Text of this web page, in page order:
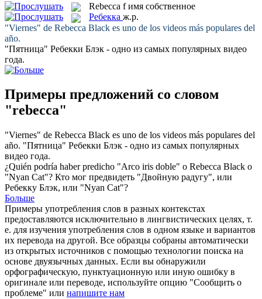
Rebecca f имя собственное
Ребекка ж.р.
"Viernes" de Rebecca Black es uno de los videos más populares del
año.
"Пятница" Ребекки Блэк - одно из самых популярных видео
года.
Примеры предложений со словом
"rebecca"
"Viernes" de Rebecca Black es uno de los videos más populares del
año. "Пятница" Ребекки Блэк - одно из самых популярных
видео года.
¿Quién podría haber predicho "Arco iris doble" o Rebecca Black o
"Nyan Cat"? Кто мог предвидеть "Двойную радугу", или
Ребекку Блэк, или "Nyan Cat"?
Больше
Примеры употребления слов в разных контекстах
предоставляются исключительно в лингвистических целях, т.
е. для изучения употребления слов в одном языке и вариантов
их перевода на другой. Все образцы собраны автоматически
из открытых источников с помощью технологии поиска на
основе двуязычных данных. Если вы обнаружили
орфографическую, пунктуационную или иную ошибку в
оригинале или переводе, используйте опцию "Сообщить о
проблеме" или напишите нам